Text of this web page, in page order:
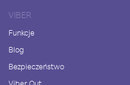
VIBER
Funkcje
Blog
Bezpieczeństwo